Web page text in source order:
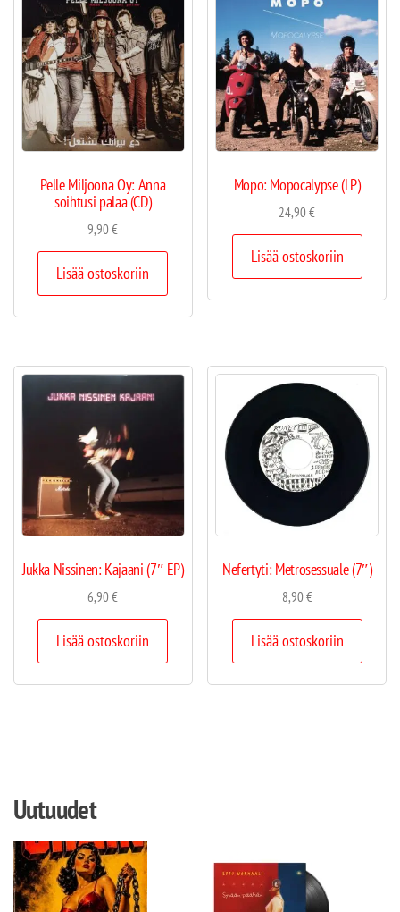
Pelle Miljoona Oy: Anna
soihtusi palaa (CD)
9,90€
Lisää ostoskoriin
Mopo: Mopocalypse (LP)
24,90€
Lisää ostoskoriin
Jukka Nissinen: Kajaani (7″ EP)
6,90€
Lisää ostoskoriin
Nefertyti: Metrosessuale (7″)
8,90€
Lisää ostoskoriin
Uutuudet